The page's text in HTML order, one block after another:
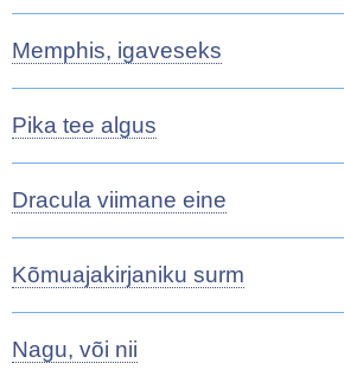
Memphis, igaveseks
Pika tee algus
Dracula viimane eine
Kõmuajakirjaniku surm
Nagu, või nii